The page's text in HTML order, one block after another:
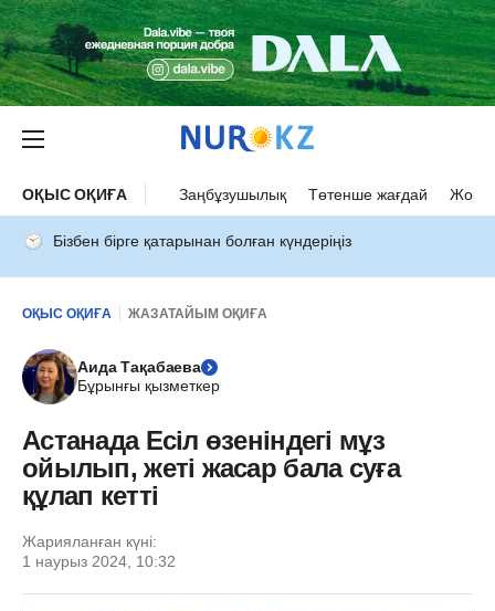
ОҚЫС ОҚИҒА Заңбұзушылық Төтенше жағдай Жол
Бізбен бірге қатарынан болған күндеріңіз
ОҚЫС ОҚИҒА ЖАЗАТАЙЫМ ОҚИҒА
Аида Тақабаева
Бұрынғы қызметкер
Астанада Есіл өзеніндегі мұз
ойылып, жеті жасар бала суға
құлап кетті
Жарияланған күні:
1 наурыз 2024, 10:32